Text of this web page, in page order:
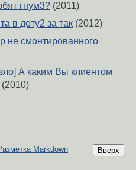
гнум3? (2011)
в доту2 за так (2012)
не смонтированного
А каким Вы клиентом
(2010)
Вверх
Markdown